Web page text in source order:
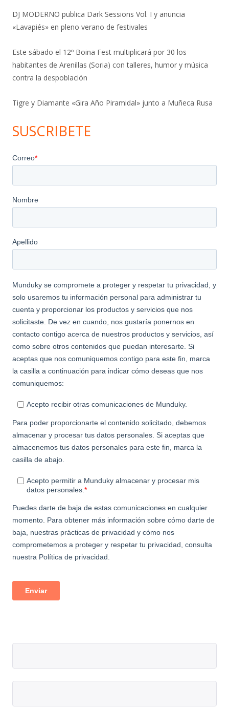
DJ MODERNO publica Dark Sessions Vol. I y anuncia
«Lavapiés» en pleno verano de festivales
Este sábado el 12º Boina Fest multiplicará por 30 los
habitantes de Arenillas (Soria) con talleres, humor y música
contra la despoblación
Tigre y Diamante «Gira Año Piramidal» junto a Muñeca Rusa
SUSCRIBETE